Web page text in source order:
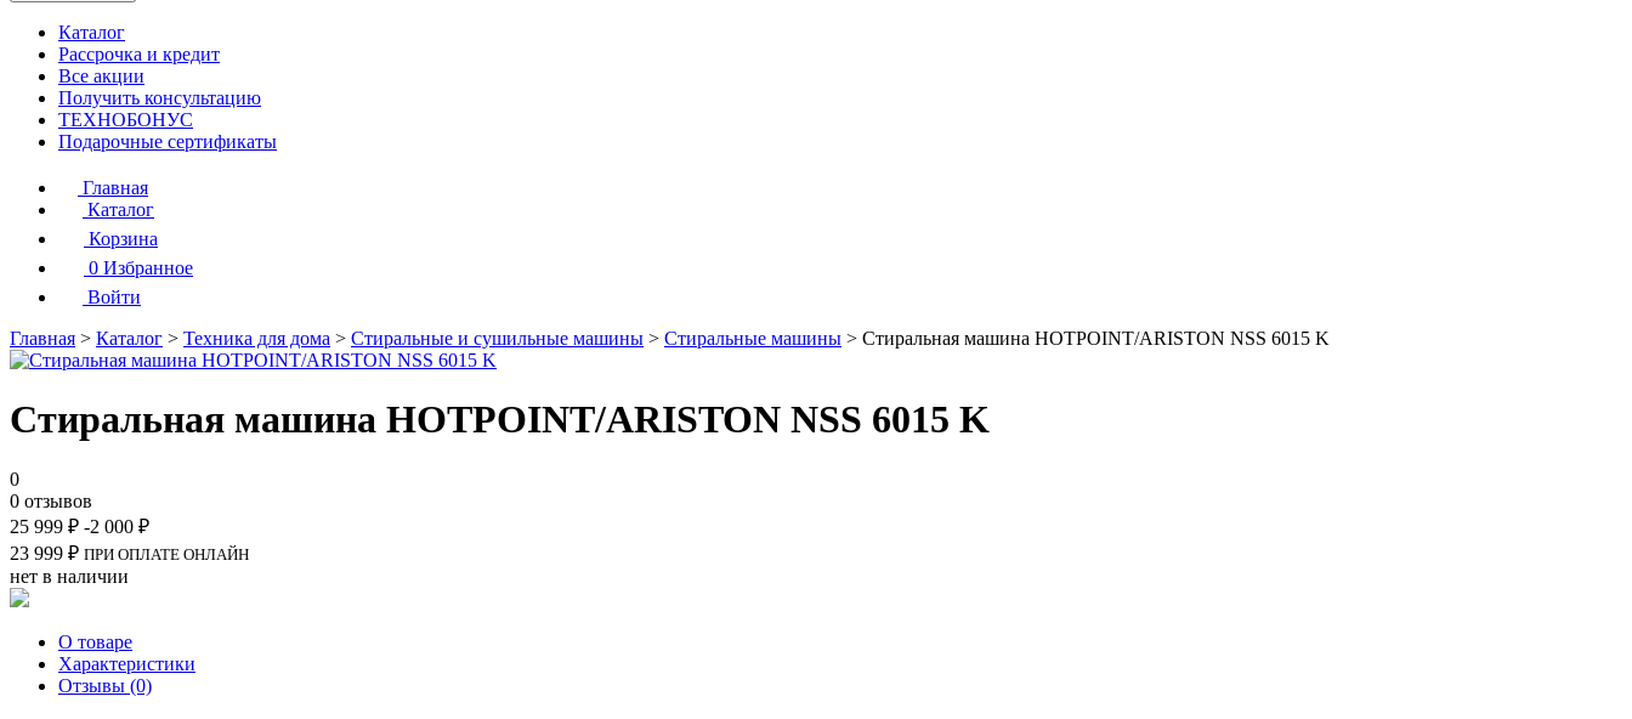
Каталог
Рассрочка и кредит
Все акции
Получить консультацию
ТЕХНОБОНУС
Подарочные сертификаты
Главная
Каталог
Корзина
0 Избранное
Войти
Главная > Каталог > Техника для дома > Стиральные и сушильные машины > Стиральные машины > Стиральная машина HOTPOINT/ARISTON NSS 6015 K
Стиральная машина HOTPOINT/ARISTON NSS 6015 K
0
0 отзывов
25 999 ₽ -2 000 ₽
23 999 ₽ ПРИ ОПЛАТЕ ОНЛАЙН
нет в наличии
О товаре
Характеристики
Отзывы (0)